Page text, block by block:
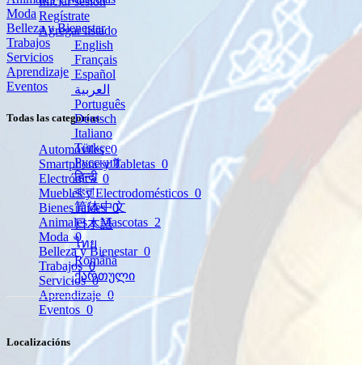
Regístrate
Agregar listado
English
Français
Español
العربية
Português
Deutsch
Italiano
Türkçe
Русский
हिन्दी
বাংলা
简体中文
日本語
ไทย
Română
ქართული
Moda
Belleza y Bienestar
Trabajos
Servicios
Aprendizaje
Eventos
Todas las categorías
Automóviles0
Smartphone y Tabletas 0
Electrónica 0
Muebles y Electrodomésticos 0
Bienes raíces0
Animales y Mascotas 2
Moda 0
Belleza y Bienestar 0
Trabajos0
Servicios0
Aprendizaje 0
Eventos 0
Localizacións